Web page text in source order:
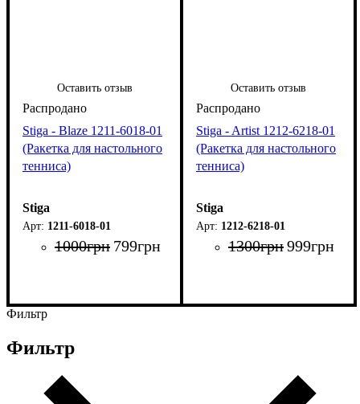
Оставить отзыв
Stiga - Blaze 1211-6018-01
(Ракетка для настольного
тенниса)
Stiga
1211-6018-01
1000грн 799грн
Оставить отзыв
Stiga - Artist 1212-6218-01
(Ракетка для настольного
тенниса)
Stiga
1212-6218-01
1300грн999грн
Фильтр
Фильтр